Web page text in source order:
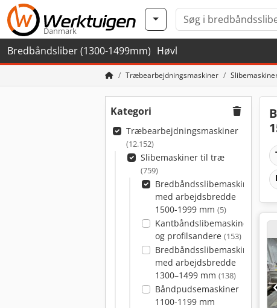
Danmark
Bredbåndsliber (1300-1499mm) Høvl
Træbearbejdningsmaskiner
Kategori
Træbearbejdningsmaskiner
(12.152)
Slibemaskiner til træ
(759)
Bredbåndsslibemaskiner
med arbejdsbredde
1500-1999 mm (5)
Kantbåndslibemaskiner
og profilsandere (153)
Bredbåndsslibemaskiner
med arbejdsbredde
1300–1499 mm (138)
Båndpudsemaskiner
1100-1199 mm